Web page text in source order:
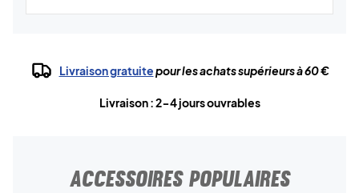
Livraison gratuitepour les achats supérieurs à 60 €
Livraison : 2-4 jours ouvrables
ACCESSOIRES POPULAIRES